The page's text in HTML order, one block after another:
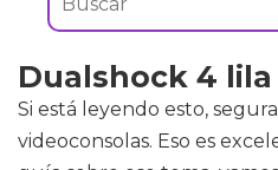
Dualshock 4 lila
Si está leyendo esto,
videoconsolas. Eso es